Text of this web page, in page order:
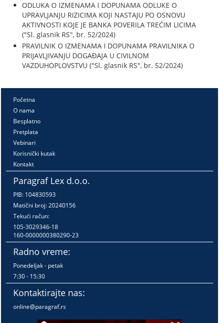
ODLUKA O IZMENAMA I DOPUNAMA ODLUKE O
UPRAVLJANJU RIZICIMA KOJI NASTAJU PO OSNOVU
AKTIVNOSTI KOJE JE BANKA POVERILA TREĆIM LICIMA
("Sl. glasnik RS", br. 52/2024)
PRAVILNIK O IZMENAMA I DOPUNAMA PRAVILNIKA O
PRIJAVLJIVANJU DOGAĐAJA U CIVILNOM
VAZDUHOPLOVSTVU ("Sl. glasnik RS", br. 52/2024)
Početna
O nama
Besplatno
Pretplata
Vebinari
Korisnički kutak
Kontakt
Paragraf Lex d.o.o.
PIB: 104830593
Matični broj: 20240156
Tekući račun:
105-3029346-18
160-0000000380290-23
Radno vreme:
Ponedeljak - petak
7:30 - 15:30
Kontaktirajte nas:
online@paragraf.rs